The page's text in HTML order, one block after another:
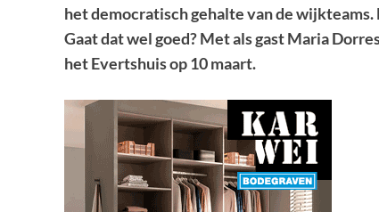
het democratisch gehalte van de
Gaat dat wel goed? Met als gast Maria
het Evertshuis op 10 maart.